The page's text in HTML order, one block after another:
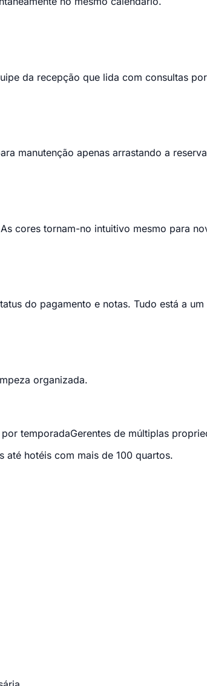
da recepção que lida com consultas
manutenção apenas arrastando a
cores tornam-no intuitivo mesmo para
do pagamento e notas. Tudo está a
organizada.
temporadaGerentes de múltiplas
até hotéis com mais de 100 quartos.